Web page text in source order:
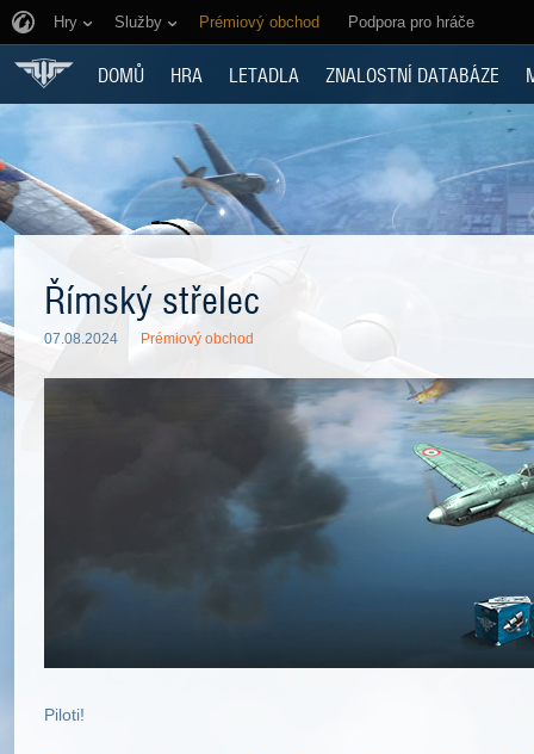
Hry Služby Prémiový obchod Podpora pro hráče
DOMŮ HRA LETADLA ZNALOSTNÍ DATABÁZE
Římský střelec
07.08.2024 Prémiový obchod
Piloti!